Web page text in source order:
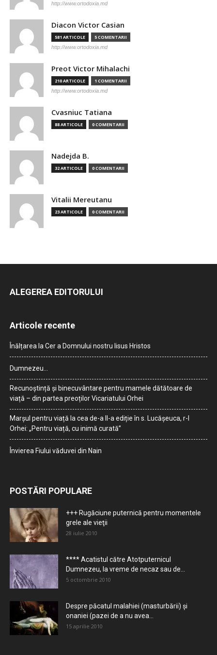
http://www.ortodoxia.md
Diacon Victor Casian
581 ARTICOLE 5 COMENTARII
http://www.ortodoxia.md
Preot Victor Mihalachi
210 ARTICOLE 1 COMENTARII
http://www.ortodoxia.md
Cvasniuc Tatiana
88 ARTICOLE 0 COMENTARII
Nadejda B.
32 ARTICOLE 0 COMENTARII
Vitalii Mereutanu
23 ARTICOLE 0 COMENTARII
ALEGEREA EDITORULUI
Articole recente
Înălțarea la Cer a Domnului nostru Iisus Hristos
Dumnezeu…
Recunoștință și binecuvântare pentru mamele dătătoare de
viață – din partea preoților Vicariatului Orhei
Marșul pentru viață la cea de-a II-a ediție în s. Lucășeuca, r-l
Orhei: „Pentru viață, cu inimă curată”
Învierea Fiului văduvei din Nain
POSTĂRI POPULARE
+++ Rugăciune puternică pentru momentele
grele ale vieţii
28 iulie 2010
**** Acatistul către Atotputernicul
Dumnezeu, la vreme de necaz sau de...
5 octombrie 2010
Despre păcatul malahiei (masturbării) şi
onaniei (pazei de a nu avea...
15 aprilie 2010